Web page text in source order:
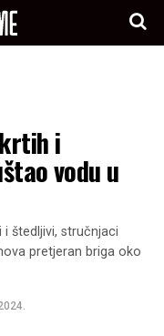
i
vodu u
i štedljivi, stručnjaci
pretjeran briga oko